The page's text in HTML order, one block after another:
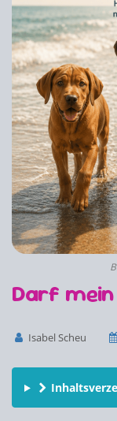
Darf mein
Isabel Scheu